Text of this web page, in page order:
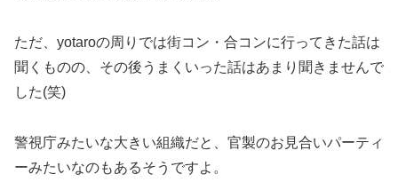
ただ、yotaroの周りでは街コン・合コンに行ってきた話は
聞くものの、その後うまくいった話はあまり聞きませんで
した(笑)
警視庁みたいな大きい組織だと、官製のお見合いパーティ
ーみたいなのもあるそうですよ。